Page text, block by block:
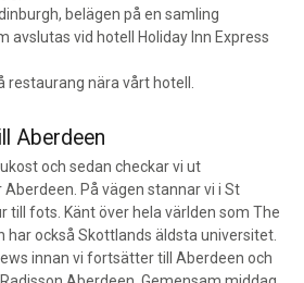
belägen på en samling
avslutas vid hotell Holiday Inn Express
restaurang nära vårt hotell.
Aberdeen
och sedan checkar vi ut
På vägen stannar vi i St
till fots. Känt över hela världen som The
har också Skottlands äldsta universitet.
innan vi fortsätter till Aberdeen och